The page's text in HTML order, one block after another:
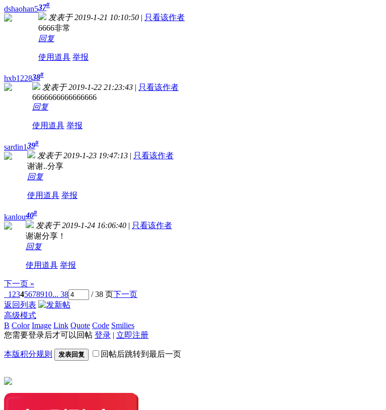
dshaohan537#
发表于 2019-1-21 10:10:50 | 只看该作者
6666非常
回复
使用道具 举报
hxb122838#
发表于 2019-1-22 21:23:43 | 只看该作者
6666666666666666
回复
使用道具 举报
sardin139#
发表于 2019-1-23 19:47:13 | 只看该作者
谢谢..分享
回复
使用道具 举报
kanlou40#
发表于 2019-1-24 16:06:40 | 只看该作者
谢谢分享！
回复
使用道具 举报
下一页 »
1 2345678910... 38 / 38 页下一页
返回列表
高级模式
B Color Image Link Quote Code Smilies
您需要登录后才可以回帖 登录 | 立即注册
本版积分规则 发表回复 回帖后跳转到最后一页